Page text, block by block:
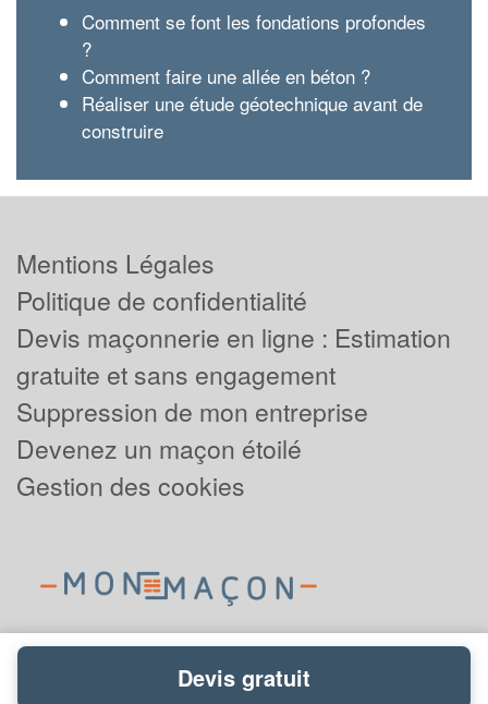
Comment se font les fondations profondes
?
Comment faire une allée en béton ?
Réaliser une étude géotechnique avant de
construire
Mentions Légales
Politique de confidentialité
Devis maçonnerie en ligne : Estimation
gratuite et sans engagement
Suppression de mon entreprise
Devenez un maçon étoilé
Gestion des cookies
Powered byPlus que pro
Devis gratuit